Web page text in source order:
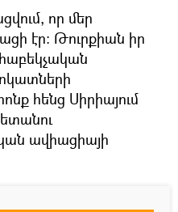
որ մեր
էր: Թուրքիան իր
հենց Սիրիայում
ավիացիայի